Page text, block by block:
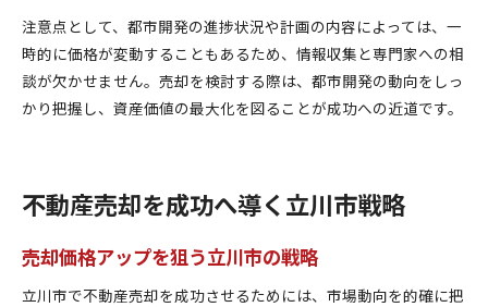
注意点として、都市開発の進捗状況や計画の内容によっては、一
時的に価格が変動することもあるため、情報収集と専門家への相
談が欠かせません。売却を検討する際は、都市開発の動向をしっ
かり把握し、資産価値の最大化を図ることが成功への近道です。
不動産売却を成功へ導く立川市戦略
売却価格アップを狙う立川市の戦略
立川市で不動産売却を成功させるためには、市場動向を的確に把